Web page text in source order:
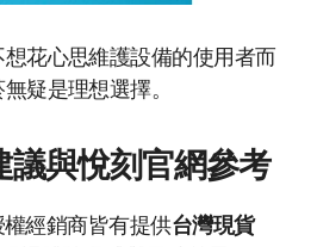
花心思維護設備的使用者而
疑是理想選擇。
議與悅刻官網參考
經銷商皆有提供台灣現貨